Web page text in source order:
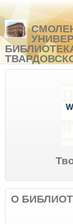
Перейти к
Skip to search
О